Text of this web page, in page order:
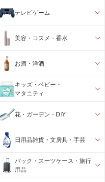
テレビゲーム
美容・コスメ・香水
お酒・洋酒
キッズ・ベビー・
マタニティ
花・ガーデン・DIY
日用品雑貨・文房具・手芸
バック・スーツケース・旅行
用品